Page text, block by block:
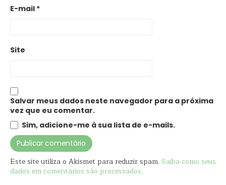
E-mail *
Site
Salvar meus dados neste navegador para a próxima
vez que eu comentar.
Sim, adicione-me à sua lista de e-mails.
Este site utiliza o Akismet para reduzir spam. Saiba como seus
dados em comentários são processados.